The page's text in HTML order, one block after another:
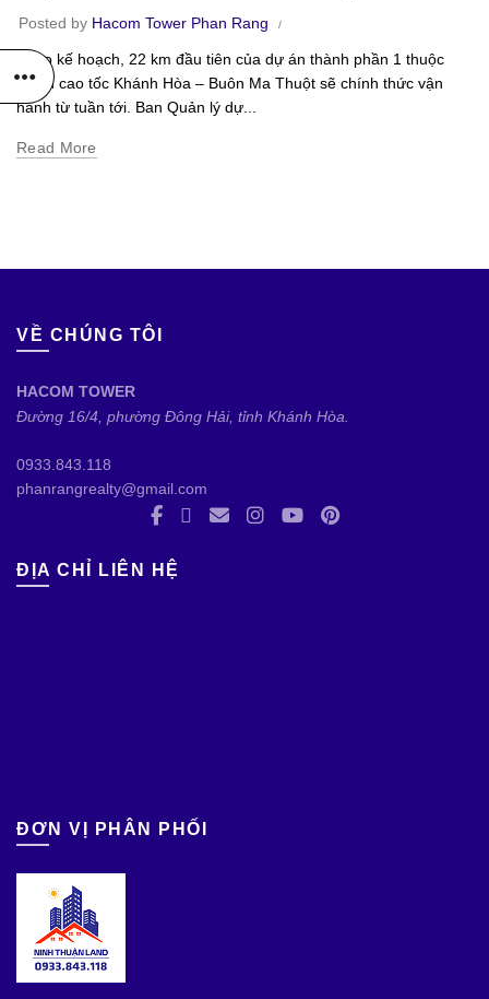
Posted by Hacom Tower Phan Rang
Theo kế hoạch, 22 km đầu tiên của dự án thành phần 1 thuộc
tuyến cao tốc Khánh Hòa – Buôn Ma Thuột sẽ chính thức vận
hành từ tuần tới. Ban Quản lý dự...
Read More
VỀ CHÚNG TÔI
HACOM TOWER
Đường 16/4, phường Đông Hải, tỉnh Khánh Hòa.
0933.843.118
phanrangrealty@gmail.com
ĐỊA CHỈ LIÊN HỆ
ĐƠN VỊ PHÂN PHỐI